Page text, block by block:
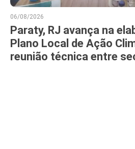
06/08/2026
Paraty, RJ avança na
Plano Local de Ação
reunião técnica entre